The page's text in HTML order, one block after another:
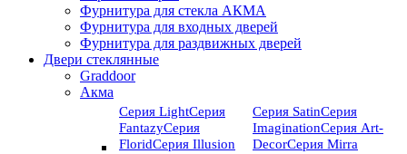
Фурнитура для стекла АКМА
Фурнитура для входных дверей
Фурнитура для раздвижных дверей
Двери стеклянные
Graddoor
Акма
Серия LightСерия
FantazyСерия
FloridСерия Illusion
Серия SatinСерия
ImaginationСерия Art-
DeсorСерия Mirra